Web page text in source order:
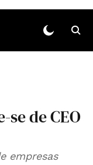
se de CEO
empresas